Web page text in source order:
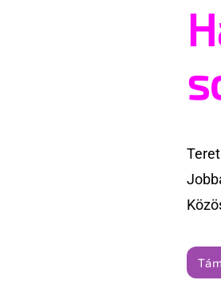
Építészeti irányelvek a vágy